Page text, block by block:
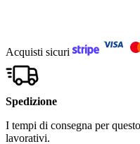
Acquisti sicuri
Spedizione
I tempi di consegna per
lavorativi.